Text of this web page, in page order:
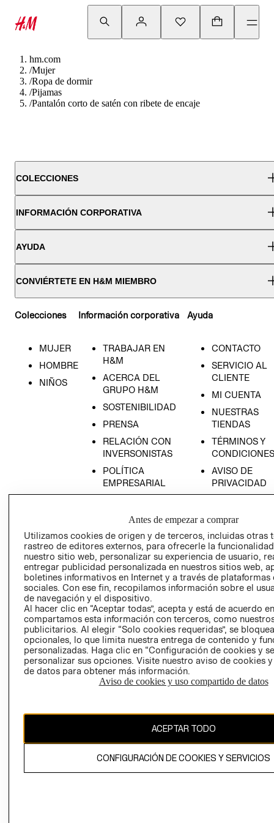
hm.com
/Mujer
/Ropa de dormir
/Pijamas
/Pantalón corto de satén con ribete de encaje
COLECCIONES
INFORMACIÓN CORPORATIVA
AYUDA
CONVIÉRTETE EN H&M MIEMBRO
Colecciones
MUJER
HOMBRE
NIÑOS
Información corporativa
TRABAJAR EN
H&M
ACERCA DEL
GRUPO H&M
SOSTENIBILIDAD
PRENSA
RELACIÓN CON
INVERSONISTAS
POLÍTICA
EMPRESARIAL
Ayuda
CONTACTO
SERVICIO AL
CLIENTE
MI CUENTA
NUESTRAS
TIENDAS
TÉRMINOS Y
CONDICIONES
AVISO DE
PRIVACIDAD
AVISO DE
LIBRO DE
Ecuador ($)
CAMBIAR REGIÓN
propiedad de H&M Hennes & Mauritz AB.
Antes de empezar a comprar
Utilizamos cookies de origen y de terceros, incluidas otras
rastreo de editores externos, para ofrecerle la
nuestro sitio web, personalizar su experiencia de usuario,
entregar publicidad personalizada en nuestros sitios web,
boletines informativos en Internet y a través de plataformas
sociales. Con ese fin, recopilamos información sobre el
de navegación y el dispositivo.
Al hacer clic en “Aceptar todas”, acepta y está de acuerdo
compartamos esta información con terceros, como
publicitarios. Al elegir “Solo cookies requeridas”, se
opcionales, lo que limita nuestra entrega de contenido y
personalizadas. Haga clic en “Configuración de cookies y
personalizar sus opciones. Visite nuestro aviso de cookies
de datos para obtener más información.
Aviso de cookies y uso compartido de datos
ACEPTAR TODO
CONFIGURACIÓN DE COOKIES Y SERVICIOS